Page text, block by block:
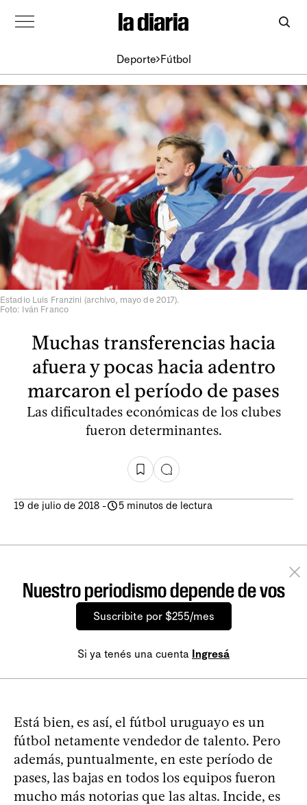
Deporte Fútbol
Estadio Luis Franzini (archivo, mayo de 2017).
Foto: Iván Franco
Muchas transferencias hacia
afuera y pocas hacia adentro
marcaron el período de pases
Las dificultades económicas de los clubes
fueron determinantes.
19 de julio de 2018 - 5 minutos de lectura
Nuestro periodismo depende de vos
Suscribite por $255/mes
Si ya tenés una cuenta Ingresá
Está bien, es así, el fútbol uruguayo es un
fútbol netamente vendedor de talento. Pero
además, puntualmente, en este período de
pases, las bajas en todos los equipos fueron
mucho más notorias que las altas. Incide, es